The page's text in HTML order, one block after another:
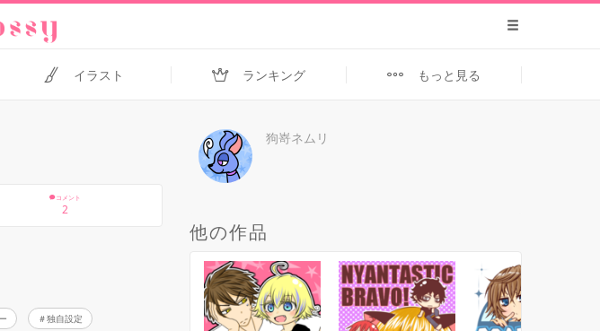
イラスト ランキング もっと見る
コメント
2
独自設定
狗嵜ネムリ
他の作品